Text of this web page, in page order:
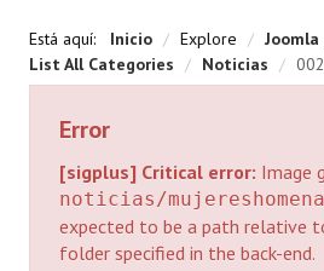
CONCEJO
Bloques Políticos
Integrantes del Concejo
Comisiones Permanentes
Está aquí: Inicio / Explore / Joomla
List All Categories / Noticias /
Error
[sigplus] Critical error: Image
noticias/
expected to be a path relative
folder specified in the back-end.